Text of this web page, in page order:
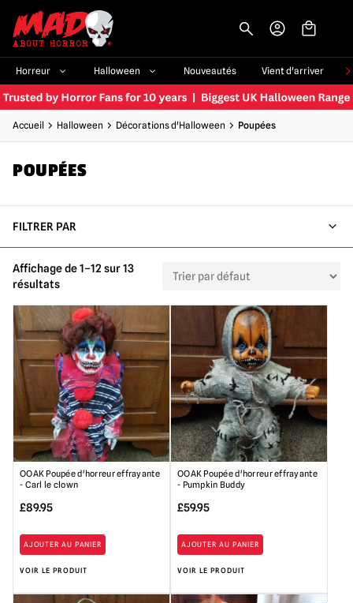
Horreur Halloween Nouveautés Vient d'arriver
Accueil Halloween Décorations d'Halloween Poupées
POUPÉES
FILTRER PAR
Affichage de 1–12 sur 13
résultats
OOAK Poupée d'horreur effrayante
- Carl le clown
£89.95
AJOUTER AU PANIER
VOIR LE PRODUIT
OOAK Poupée d'horreur effrayante
- Pumpkin Buddy
£59.95
AJOUTER AU PANIER
VOIR LE PRODUIT